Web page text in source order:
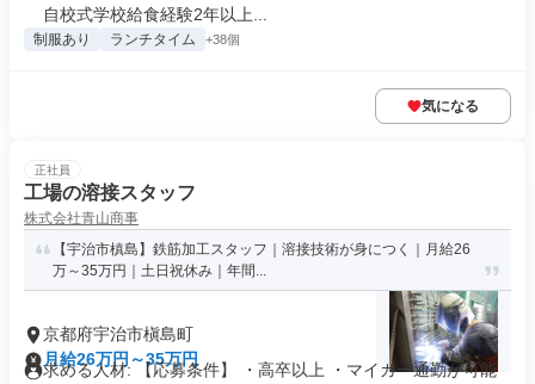
自校式学校給食経験2年以上...
制服あり ランチタイム +38個
気になる
正社員
工場の溶接スタッフ
株式会社青山商事
【宇治市槙島】鉄筋加工スタッフ｜溶接技術が身につく｜月給26
万～35万円｜土日祝休み｜年間...
京都府宇治市槇島町
月給26万円～35万円
求める人材: 【応募条件】 ・高卒以上 ・マイカー通勤が可能